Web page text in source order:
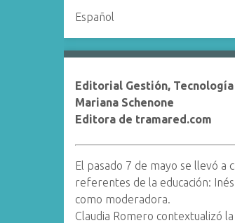
Español
Editorial Gestión,
Mariana Schenone
Editora de tramared.com
El pasado 7 de mayo se llevó
referentes de la educación:
como moderadora.
Claudia Romero contextualizó